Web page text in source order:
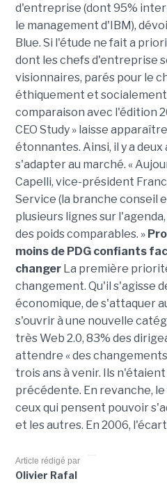
d'entreprise (dont 95%
le management d'IBM),
Blue. Si l'étude ne fait a
dont les chefs d'entreprise
visionnaires, parés pour le
éthiquement et socialement
comparaison avec l'édition
CEO Study » laisse
étonnantes. Ainsi, il y a
s'adapter au marché. «
Capelli, vice-président
Service (la branche conseil
plusieurs lignes sur
des poids comparables. »
moins de PDG confiants
changer La première
changement. Qu'il s'agisse
économique, de s'attaquer
s'ouvrir à une nouvelle
très Web 2.0, 83% des
attendre « des
trois ans à venir. Ils
précédente. En revanche,
ceux qui pensent pouvoir
et les autres. En 2006,
Article rédigé par
Olivier Rafal